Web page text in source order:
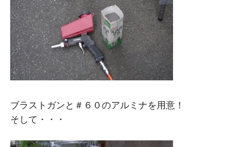
ブラストガンと＃６０のアルミナを用意！
そして・・・